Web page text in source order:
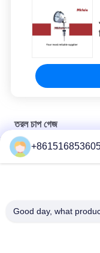
তরল চাপ গেজ
SM2SB 40B / এল দুই স্ক্রু
Good day, what